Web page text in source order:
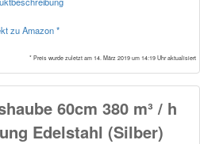
zu Amazon *
* Preis wurde zuletzt am 14. März 2019 um 14:19 Uhr aktualisiert
60cm 380 m³ / h
Edelstahl (Silber)